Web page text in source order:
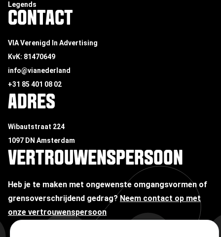
Legends
CONTACT
VIA Verenigd In Advertising
KvK: 81470649
info@vianederland
+31 85 401 08 02
ADRES
Wibautstraat 224
1097 DN Amsterdam
VERTROUWENSPERSOON
Heb je te maken met ongewenste omgangsvormen of
grensoverschrijdend gedrag? Neem contact op met
onze vertrouwenspersoon